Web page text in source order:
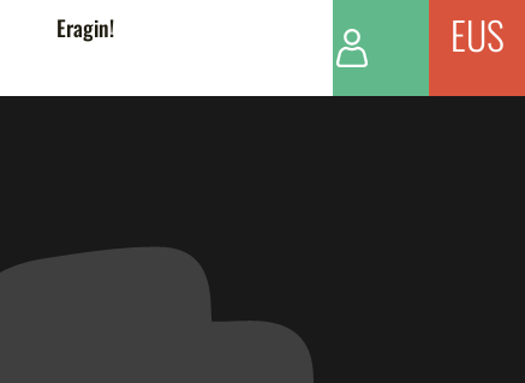
Eragin! EUS